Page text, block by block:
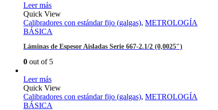
Leer más
Quick View
Calibradores con estándar fijo (galgas), METROLOGÍA
BÁSICA
Láminas de Espesor Aisladas Serie 667-2.1/2 (0,0025″)
0 out of 5
Leer más
Quick View
Calibradores con estándar fijo (galgas), METROLOGÍA
BÁSICA